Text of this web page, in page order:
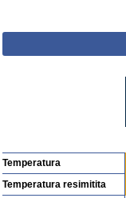
Temperatura
Temperatura resimitita